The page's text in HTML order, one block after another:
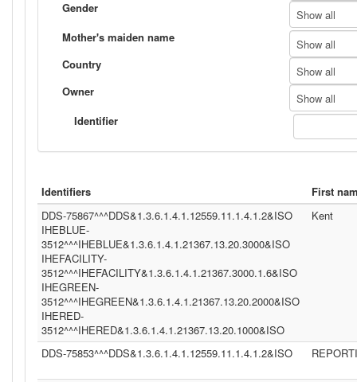
Gender
Show all
Mother's maiden name
Show all
Country
Show all
Owner
Show all
Identifier
Identifiers
First
DDS-75867^^^DDS&1.3.6.1.4.1.12559.11.1.4.1.2&ISO
IHEBLUE-
3512^^^IHEBLUE&1.3.6.1.4.1.21367.13.20.3000&ISO
IHEFACILITY-
3512^^^IHEFACILITY&1.3.6.1.4.1.21367.3000.1.6&ISO
IHEGREEN-
3512^^^IHEGREEN&1.3.6.1.4.1.21367.13.20.2000&ISO
IHERED-
3512^^^IHERED&1.3.6.1.4.1.21367.13.20.1000&ISO
Kent
DDS-75853^^^DDS&1.3.6.1.4.1.12559.11.1.4.1.2&ISO